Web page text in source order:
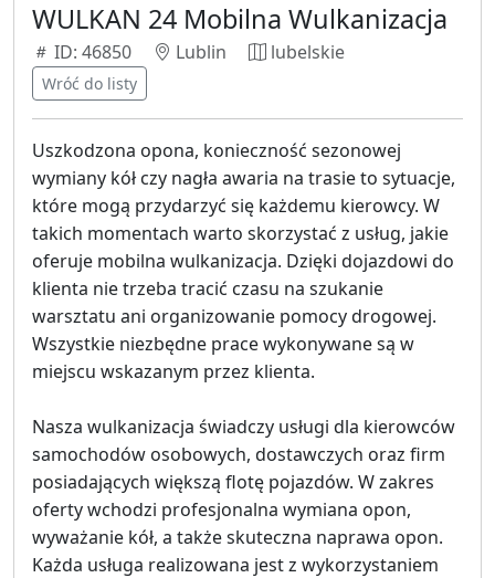
WULKAN 24 Mobilna Wulkanizacja
ID: 46850 Lublin lubelskie
Wróć do listy
Uszkodzona opona, konieczność sezonowej
wymiany kół czy nagła awaria na trasie to sytuacje,
które mogą przydarzyć się każdemu kierowcy. W
takich momentach warto skorzystać z usług, jakie
oferuje mobilna wulkanizacja. Dzięki dojazdowi do
klienta nie trzeba tracić czasu na szukanie
warsztatu ani organizowanie pomocy drogowej.
Wszystkie niezbędne prace wykonywane są w
miejscu wskazanym przez klienta.
Nasza wulkanizacja świadczy usługi dla kierowców
samochodów osobowych, dostawczych oraz firm
posiadających większą flotę pojazdów. W zakres
oferty wchodzi profesjonalna wymiana opon,
wyważanie kół, a także skuteczna naprawa opon.
Każda usługa realizowana jest z wykorzystaniem